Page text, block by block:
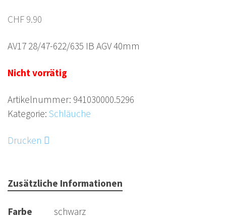
CHF 9.90
AV17 28/47-622/635 IB AGV 40mm
Nicht vorrätig
Artikelnummer: 941030000.5296
Kategorie: Schläuche
Drucken
Zusätzliche Informationen
Farbe
schwarz